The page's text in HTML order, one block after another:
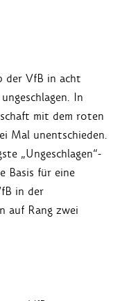
der VfB in acht
In
mit dem roten
Mal unentschieden.
„Ungeschlagen“-
Basis für eine
in der
auf Rang zwei